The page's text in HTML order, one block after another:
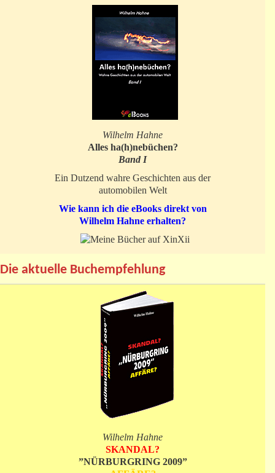
Wilhelm Hahne
Alles ha(h)nebüchen?
Band I
Ein Dutzend wahre Geschichten aus der
automobilen Welt
Wie kann ich die eBooks direkt von
Wilhelm Hahne erhalten?
Die aktuelle Buchempfehlung
Wilhelm Hahne
SKANDAL?
”NÜRBURGRING 2009”